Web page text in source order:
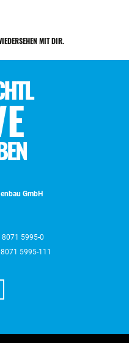
MIT DIR.
GmbH
5995-0
5995-111